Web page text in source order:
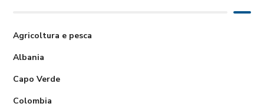
Agricoltura e pesca
Albania
Capo Verde
Colombia